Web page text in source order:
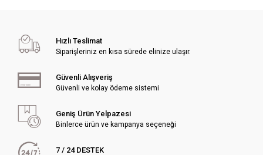
Hızlı Teslimat
Siparişleriniz en kısa sürede elinize ulaşır.
Güvenli Alışveriş
Güvenli ve kolay ödeme sistemi
Geniş Ürün Yelpazesi
Binlerce ürün ve kampanya seçeneği
7 / 24 DESTEK